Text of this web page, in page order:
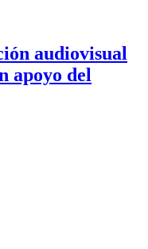
audiovisual
apoyo del